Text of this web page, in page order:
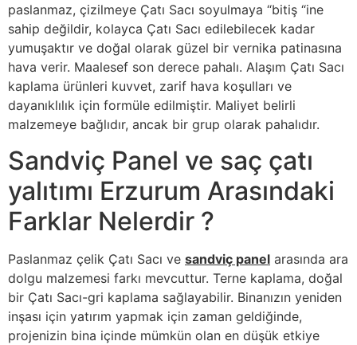
paslanmaz, çizilmeye Çatı Sacı soyulmaya “bitiş “ine
sahip değildir, kolayca Çatı Sacı edilebilecek kadar
yumuşaktır ve doğal olarak güzel bir vernika patinasına
hava verir. Maalesef son derece pahalı. Alaşım Çatı Sacı
kaplama ürünleri kuvvet, zarif hava koşulları ve
dayanıklılık için formüle edilmiştir. Maliyet belirli
malzemeye bağlıdır, ancak bir grup olarak pahalıdır.
Sandviç Panel ve saç çatı
yalıtımı Erzurum Arasındaki
Farklar Nelerdir ?
Paslanmaz çelik Çatı Sacı ve sandviç panel arasında ara
dolgu malzemesi farkı mevcuttur. Terne kaplama, doğal
bir Çatı Sacı-gri kaplama sağlayabilir. Binanızın yeniden
inşası için yatırım yapmak için zaman geldiğinde,
projenizin bina içinde mümkün olan en düşük etkiye